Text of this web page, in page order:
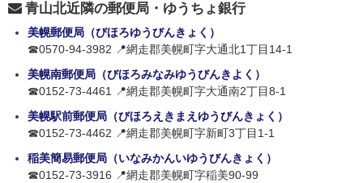
青山北近隣の郵便局・ゆうちょ銀行
美幌郵便局（びほろゆうびんきょく）
☎0570-94-3982 📍網走郡美幌町字大通北1丁目14-1
美幌南郵便局（びほろみなみゆうびんきよく）
☎0152-73-4461 📍網走郡美幌町字大通南2丁目8-1
美幌駅前郵便局（びほろえきまえゆうびんきょく）
☎0152-73-4462 📍網走郡美幌町字新町3丁目1-1
稲美簡易郵便局（いなみかんいゆうびんきょく）
☎0152-73-3916 📍網走郡美幌町字稲美90-99